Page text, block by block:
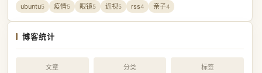
ubuntu5 疫情5 眼镜5 近视5 rss4 亲子4
博客统计
文章 分类 标签